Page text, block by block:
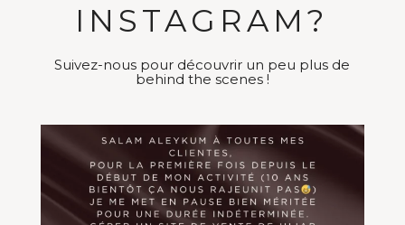
INSTAGRAM?
Suivez-nous pour découvrir un peu plus de
behind the scenes !